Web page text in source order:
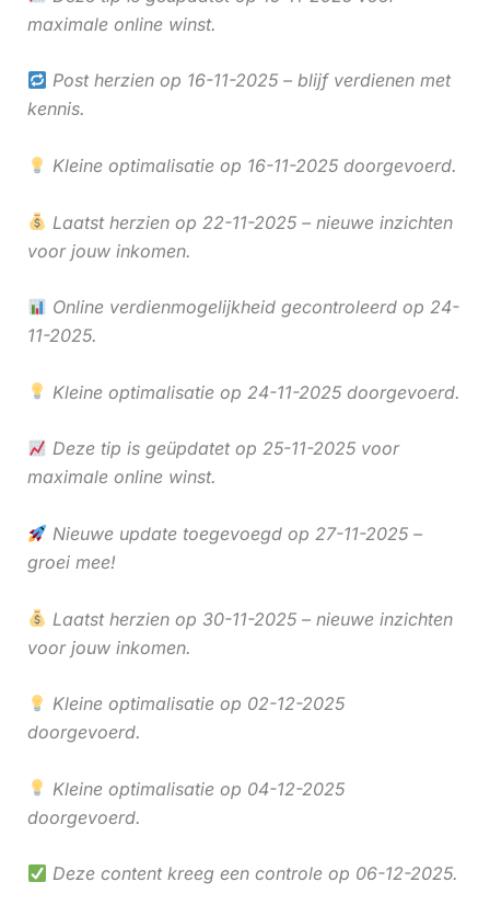
maximale online winst.
Post herzien op 16-11-2025 – blijf verdienen met
kennis.
Kleine optimalisatie op 16-11-2025 doorgevoerd.
Laatst herzien op 22-11-2025 – nieuwe inzichten
voor jouw inkomen.
Online verdienmogelijkheid gecontroleerd op 24-
11-2025.
Kleine optimalisatie op 24-11-2025 doorgevoerd.
Deze tip is geüpdatet op 25-11-2025 voor
maximale online winst.
Nieuwe update toegevoegd op 27-11-2025 –
groei mee!
Laatst herzien op 30-11-2025 – nieuwe inzichten
voor jouw inkomen.
Kleine optimalisatie op 02-12-2025
doorgevoerd.
Kleine optimalisatie op 04-12-2025
doorgevoerd.
Deze content kreeg een controle op 06-12-2025.